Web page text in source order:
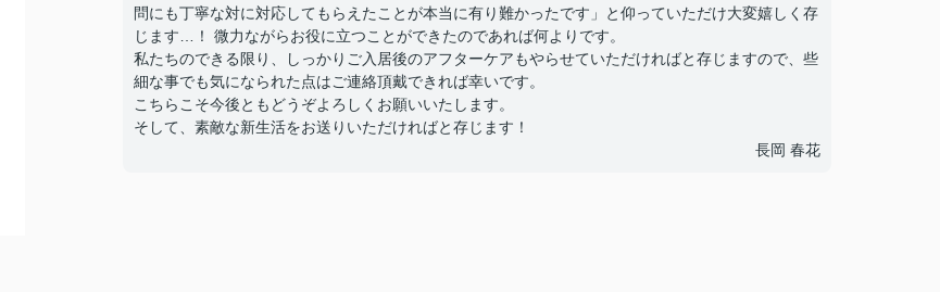
問にも丁寧な対に対応してもらえたことが本当に有り難かったです」と仰っていただけ大変嬉しく存
じます…！ 微力ながらお役に立つことができたのであれば何よりです。
私たちのできる限り、しっかりご入居後のアフターケアもやらせていただければと存じますので、些
細な事でも気になられた点はご連絡頂戴できれば幸いです。
こちらこそ今後ともどうぞよろしくお願いいたします。
そして、素敵な新生活をお送りいただければと存じます！
長岡 春花